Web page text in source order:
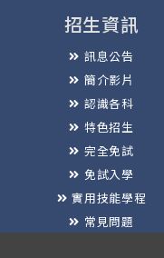
招生資訊
訊息公告
簡介影片
認識各科
特色招生
完全免試
免試入學
實用技能學程
常見問題